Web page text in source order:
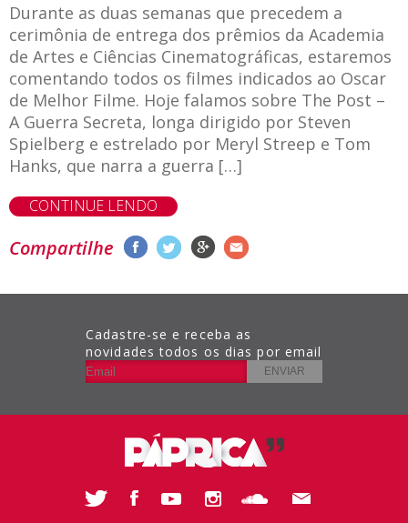
Durante as duas semanas que precedem a
cerimônia de entrega dos prêmios da Academia
de Artes e Ciências Cinematográficas, estaremos
comentando todos os filmes indicados ao Oscar
de Melhor Filme. Hoje falamos sobre The Post –
A Guerra Secreta, longa dirigido por Steven
Spielberg e estrelado por Meryl Streep e Tom
Hanks, que narra a guerra […]
CONTINUE LENDO
Compartilhe
Cadastre-se e receba as
novidades todos os dias por email